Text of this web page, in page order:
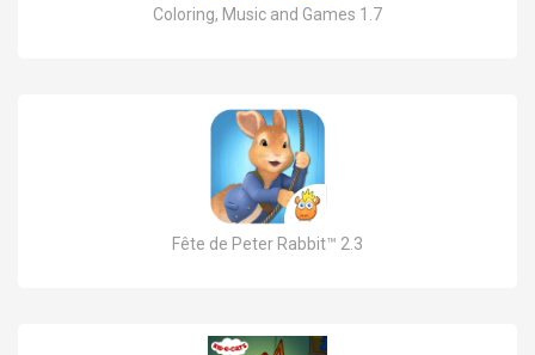
Coloring, Music and Games 1.7
Fête de Peter Rabbit™ 2.3